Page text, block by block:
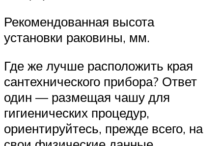
Рекомендованная высота
установки раковины, мм.
Где же лучше расположить края
сантехнического прибора? Ответ
один — размещая чашу для
гигиенических процедур,
ориентируйтесь, прежде всего, на